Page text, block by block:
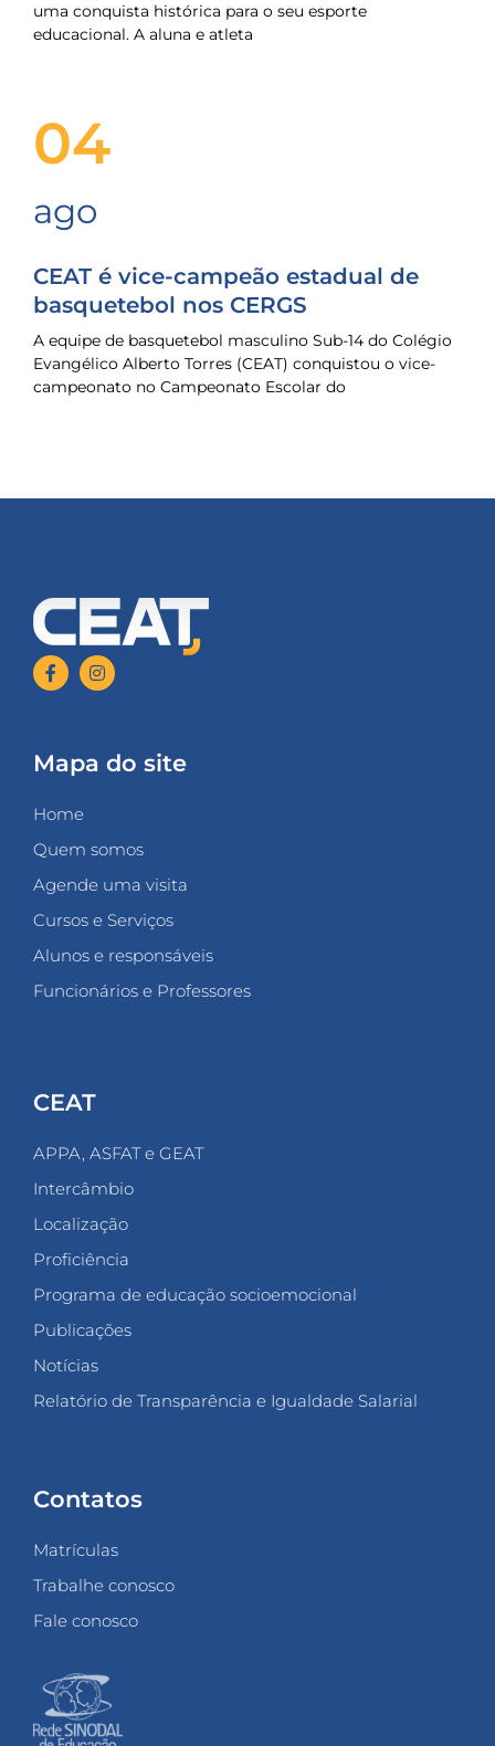
uma conquista histórica para o seu esporte
educacional. A aluna e atleta
04
ago
CEAT é vice-campeão estadual de
basquetebol nos CERGS
A equipe de basquetebol masculino Sub-14 do Colégio
Evangélico Alberto Torres (CEAT) conquistou o vice-
campeonato no Campeonato Escolar do
Mapa do site
Home
Quem somos
Agende uma visita
Cursos e Serviços
Alunos e responsáveis
Funcionários e Professores
CEAT
APPA, ASFAT e GEAT
Intercâmbio
Localização
Proficiência
Programa de educação socioemocional
Publicações
Notícias
Relatório de Transparência e Igualdade Salarial
Contatos
Matrículas
Trabalhe conosco
Fale conosco